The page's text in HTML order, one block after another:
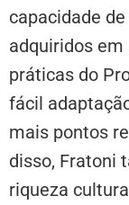
capacidade
adquiridos
práticas do
fácil
mais pontos
disso, Fratoni
riqueza